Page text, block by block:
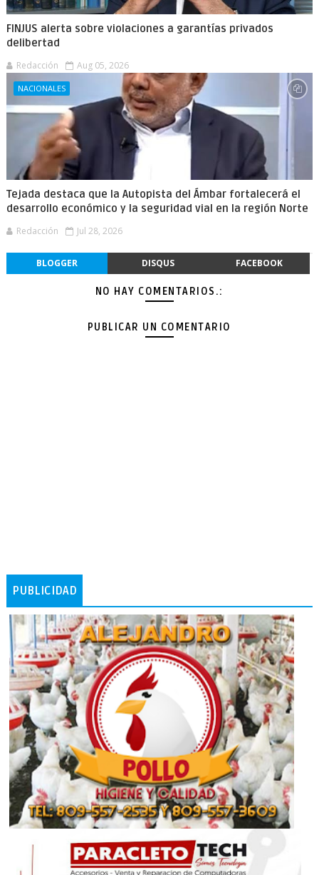
FINJUS alerta sobre violaciones a garantías privados
delibertad
Redacción Aug 05, 2026
NACIONALES
Tejada destaca que la Autopista del Ámbar fortalecerá el
desarrollo económico y la seguridad vial en la región Norte
Redacción Jul 28, 2026
BLOGGER DISQUS FACEBOOK
NO HAY COMENTARIOS.:
PUBLICAR UN COMENTARIO
PUBLICIDAD